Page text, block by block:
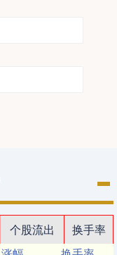
个股流出
换手率